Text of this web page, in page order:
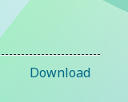
Download